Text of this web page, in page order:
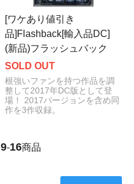
[ワケあり値引き
品]Flashback[輸入品DC]
(新品)フラッシュバック
SOLD OUT
根強いファンを持つ作品を調
整して2017年DC版として登
場！ 2017バージョンを含め同
作を3作収録。
9-16商品